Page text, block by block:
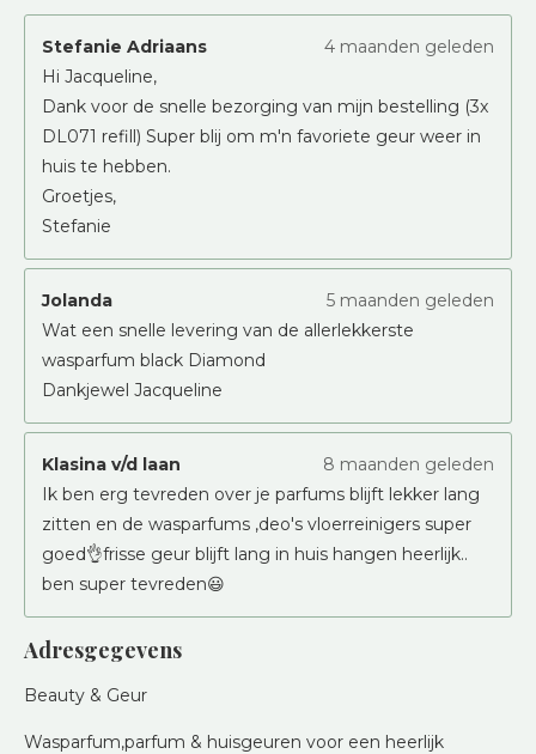
Stefanie Adriaans
4 maanden geleden
Hi Jacqueline,
Dank voor de snelle bezorging van mijn bestelling (3x
DL071 refill) Super blij om m'n favoriete geur weer in
huis te hebben.
Groetjes,
Stefanie
Jolanda
5 maanden geleden
Wat een snelle levering van de allerlekkerste
wasparfum black Diamond
Dankjewel Jacqueline
Klasina v/d laan
8 maanden geleden
Ik ben erg tevreden over je parfums blijft lekker lang
zitten en de wasparfums ,deo's vloerreinigers super
goed👌frisse geur blijft lang in huis hangen heerlijk..
ben super tevreden😃
Adresgegevens
Beauty & Geur
Wasparfum,parfum & huisgeuren voor een heerlijk